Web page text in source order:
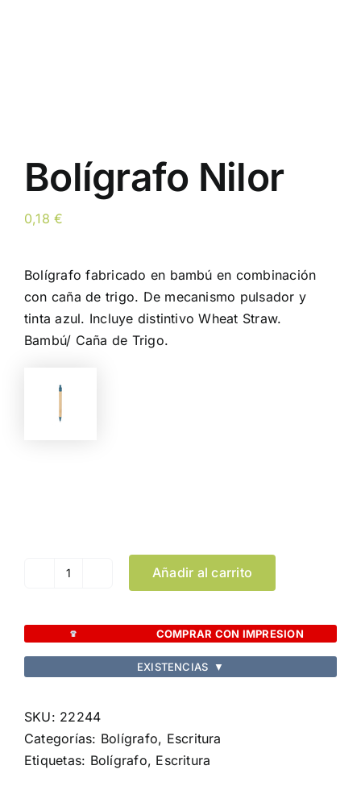
Bolígrafo Nilor
0,18€
Bolígrafo fabricado en bambú en combinación
con caña de trigo. De mecanismo pulsador y
tinta azul. Incluye distintivo Wheat Straw.
Bambú/ Caña de Trigo.
Bolígrafo
cantidad
Añadir al carrito
COMPRAR CON IMPRESION
EXISTENCIAS ▼
SKU: 22244
Categorías: Bolígrafo, Escritura
Etiquetas: Bolígrafo, Escritura